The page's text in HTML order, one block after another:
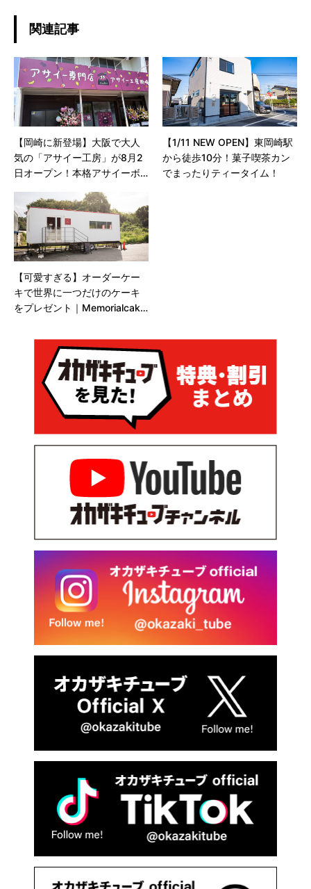
関連記事
【岡崎に新登場】大阪で大人
気の「アサイー工房」が8月2
日オープン！本格アサイーボ
【1/11 NEW OPEN】東岡崎駅
から徒歩10分！菓子喫茶カン
でまったりティータイム！
【可愛すぎる】オーダーケー
キで世界に一つだけのケーキ
をプレゼント｜Memorialcake